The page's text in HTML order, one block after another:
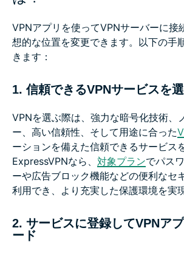
VPNアプリを使ってVPNサーバーに接
想的な位置を変更できます。以下の手
きます：
1. 信頼できるVPNサービスを
VPNを選ぶ際は、強力な暗号化技術、
ー、高い信頼性、そして用途に合った
ーションを備えた信頼できるサービス
ExpressVPNなら、 対象プランでパス
ーや広告ブロック機能などの便利なセ
利用でき、より充実した保護環境を実
2. サービスに登録してVPNア
ード